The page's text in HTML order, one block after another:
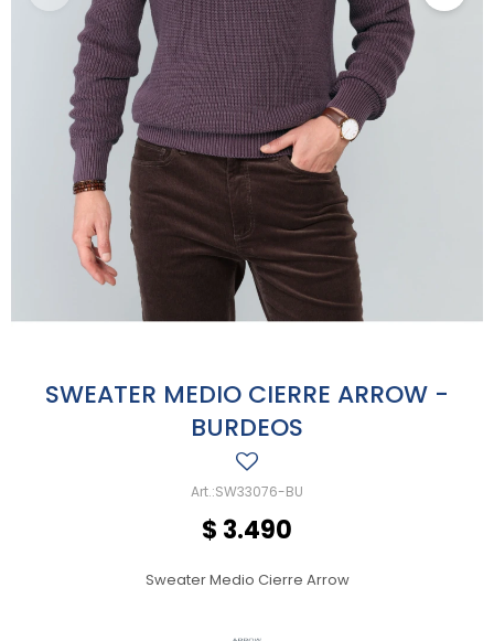
SWEATER MEDIO CIERRE ARROW -
BURDEOS
SW33076-BU
$ 3.490
Sweater Medio Cierre Arrow